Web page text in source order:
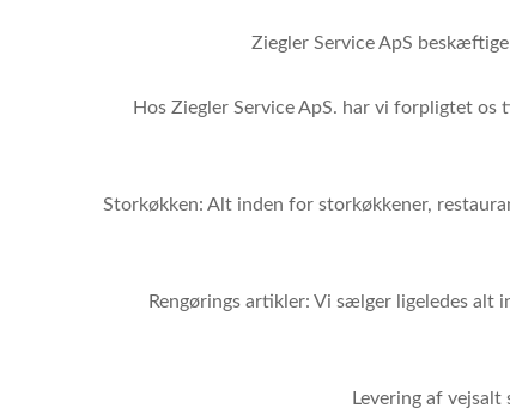
Ziegler Service ApS
Hos Ziegler Service ApS. har vi forpligtet
Storkøkken: Alt inden for storkøkkener,
Rengørings artikler: Vi sælger ligeledes alt
Levering af